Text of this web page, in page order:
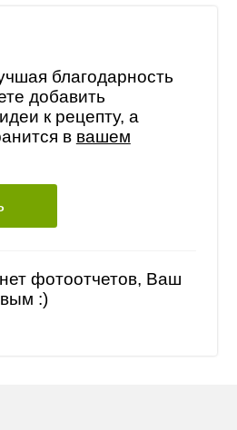
благодарность
добавить
к рецепту, а
в вашем
фотоотчетов, Ваш
:)